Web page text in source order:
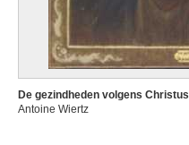
De gezindheden volgens Christus
Antoine Wiertz